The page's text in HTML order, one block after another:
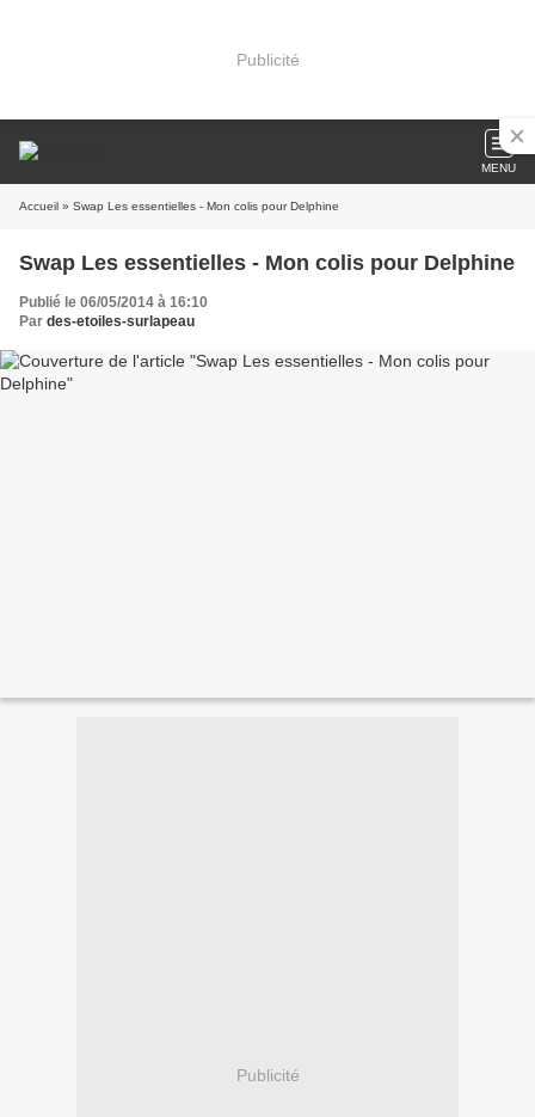
Publicité
MENU
Accueil » Swap Les essentielles - Mon colis pour Delphine
Swap Les essentielles - Mon colis pour Delphine
Publié le 06/05/2014 à 16:10
Par des-etoiles-surlapeau
Publicité